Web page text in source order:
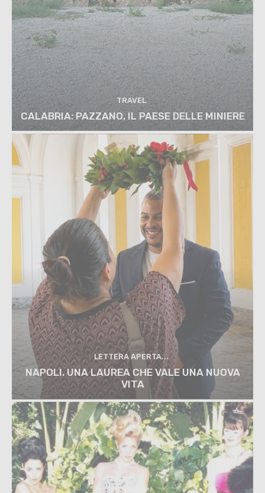
TRAVEL
CALABRIA: PAZZANO, IL PAESE DELLE MINIERE
LETTERA APERTA...
NAPOLI. UNA LAUREA CHE VALE UNA NUOVA
VITA